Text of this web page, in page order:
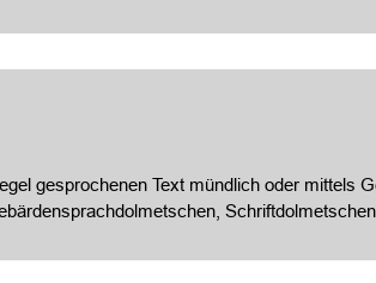
gesprochenen Text mündlich oder mittels
Schriftdolmetschen.